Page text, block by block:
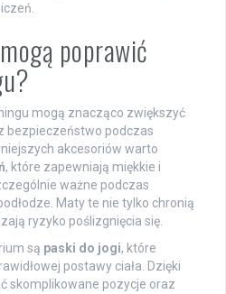
poprawić
mogą znacząco zwiększyć
bezpieczeństwo podczas
akcesoriów warto
, które zapewniają miękkie i
ważne podczas
Maty te nie tylko chronią
ryzyko poślizgnięcia się.
są paski do jogi, które
postawy ciała. Dzięki
skomplikowane pozycje oraz